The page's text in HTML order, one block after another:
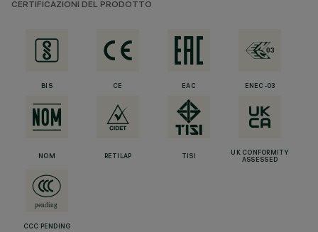
CERTIFICAZIONI DEL PRODOTTO
BIS CE EAC ENEC-03
NOM RETILAP TISI
UK CONFORMITY
ASSESSED
CCC PENDING